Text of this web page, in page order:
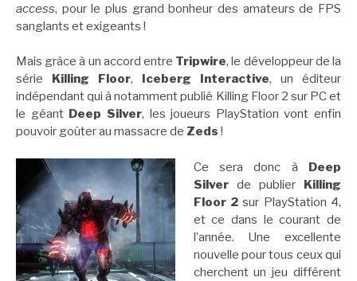
access, pour le plus grand bonheur des amateurs de FPS
sanglants et exigeants !
Mais grâce à un accord entre Tripwire, le développeur de la
série Killing Floor, Iceberg Interactive, un éditeur
indépendant qui à notamment publié Killing Floor 2 sur PC et
le géant Deep Silver, les joueurs PlayStation vont enfin
pouvoir goûter au massacre de Zeds !
Ce sera donc à Deep
Silverde publier Killing
Floor 2sur PlayStation 4,
et ce dans le courant de
l’année. Une excellente
nouvelle pour tous ceux qui
cherchent un jeu différent